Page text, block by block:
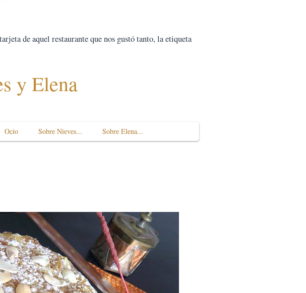
de aquel restaurante que nos gustó tanto, la etiqueta
y Elena
Ocio Sobre Nieves... Sobre Elena...